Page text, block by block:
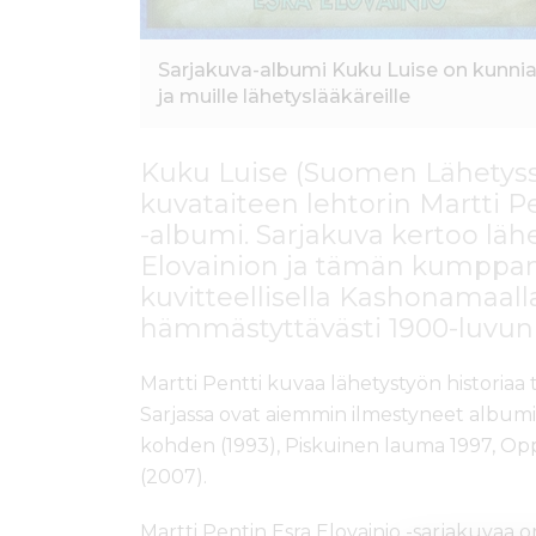
Sarjakuva-albumi Kuku Luise on
ja muille lähetyslääkäreille
Kuku Luise (Suomen
kuvataiteen lehtorin Martti
-albumi. Sarjakuva kertoo
Elovainion ja tämän
kuvitteellisella
hämmästyttävästi 1900-
Martti Pentti kuvaa lähetystyön historiaa
Sarjassa ovat aiemmin ilmestyneet
kohden (1993), Piskuinen lauma 1997,
(2007).